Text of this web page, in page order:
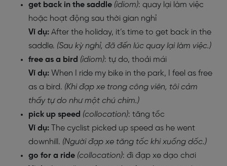
get back in the saddle (idiom): quay lại làm việc
hoặc hoạt động sau thời gian nghỉ
Ví dụ: After the holiday, it’s time to get back in the
saddle. (Sau kỳ nghỉ, đã đến lúc quay lại làm việc.)
free as a bird (idiom): tự do, thoải mái
Ví dụ: When I ride my bike in the park, I feel as free
as a bird. (Khi đạp xe trong công viên, tôi cảm
thấy tự do như một chú chim.)
pick up speed (collocation): tăng tốc
Ví dụ: The cyclist picked up speed as he went
downhill. (Người đạp xe tăng tốc khi xuống dốc.)
go for a ride (collocation): đi đạp xe dạo chơi